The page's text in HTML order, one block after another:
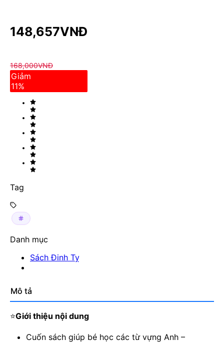
148,657VNĐ
168,000VNĐ
Giảm
11%
Tag
Danh mục
Sách Đinh Tỵ
Mô tả
⭐Giới thiệu nội dung
Cuốn sách giúp bé học các từ vựng Anh –